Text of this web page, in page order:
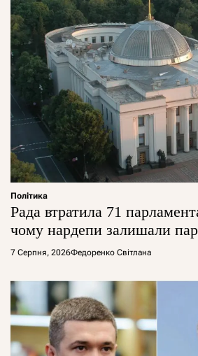
Політика
Рада втратила 71
чому нардепи залишали
7 Серпня, 2026Федоренко Світлана